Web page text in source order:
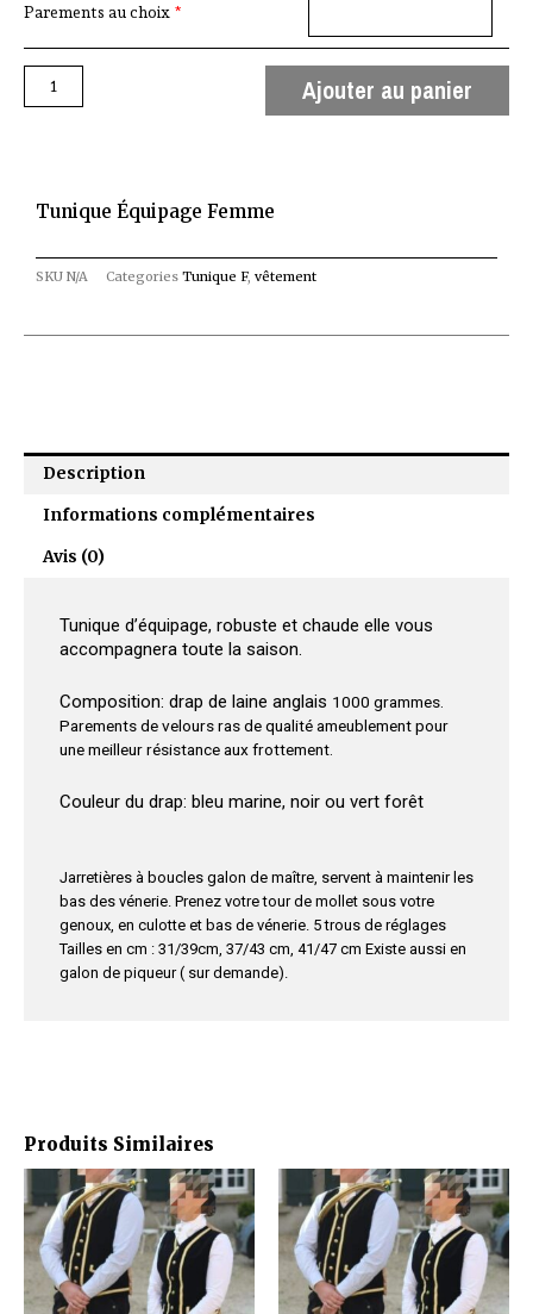
Parements au choix *
Ajouter au panier
Produits Similaires
Ce
produit
a
plusieurs
variations.
Ce
produit
a
plusieurs
variations.
Tunique Équipage Femme
SKU N/A Categories Tunique F, vêtement
Description
Informations complémentaires
Avis (0)
Tunique d’équipage, robuste et chaude elle vous
accompagnera toute la saison.
Composition: drap de laine anglais 1000 grammes.
Parements de velours ras de qualité ameublement pour
une meilleur résistance aux frottement.
Couleur du drap: bleu marine, noir ou vert forêt
Jarretières à boucles galon de maître, servent à maintenir les
bas des vénerie. Prenez votre tour de mollet sous votre
genoux, en culotte et bas de vénerie. 5 trous de réglages
Tailles en cm : 31/39cm, 37/43 cm, 41/47 cm Existe aussi en
galon de piqueur ( sur demande).